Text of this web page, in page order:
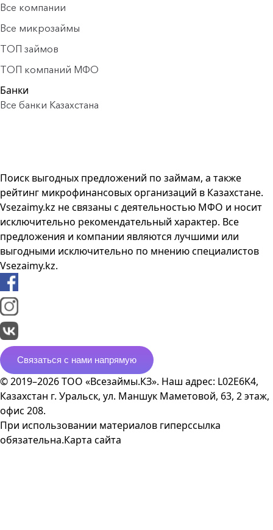
Все компании
Все микрозаймы
ТОП займов
ТОП компаний МФО
Банки
Все банки Казахстана
Поиск выгодных предложений по займам, а также
рейтинг микрофинансовых организаций в Казахстане.
Vsezaimy.kz не связаны с деятельностью МФО и носит
исключительно рекомендательный характер. Все
предложения и компании являются лучшими или
выгодными исключительно по мнению специалистов
Vsezaimy.kz.
Связаться с нами напрямую
© 2019–2026 ТОО «Всезаймы.КЗ». Наш адрес: L02E6K4,
Казахстан г. Уральск, ул. Маншук Маметовой, 63, 2 этаж,
офис 208.
При использовании материалов гиперссылка
обязательна.Карта сайта